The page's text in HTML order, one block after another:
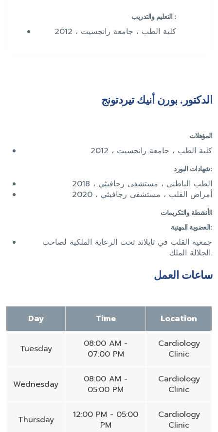
التعليم والتدريب :
كلية الطب ، جامعة رانجسيت ، 2012
الدكتور. بورن أنيك تيردتونج
المؤهلات
كلية الطب ، جامعة رانجسيت ، 2012
شهادات البورد:
الطب الباطني ، مستشفى رجافيثي ، 2018
أمراض القلب ، مستشفى رجافيثي ، 2020
الأنشطة والتكريمات
العضوية المهنية:
جمعية القلب في تايلاند تحت الرعاية الملكية لصاحب
الجلالة الملك.
ساعات العمل
Day Time Location
Tuesday
08:00 AM -
07:00 PM
Cardiology
Clinic
Wednesday
08:00 AM -
05:00 PM
Cardiology
Clinic
Thursday
12:00 PM - 05:00
PM
Cardiology
Clinic